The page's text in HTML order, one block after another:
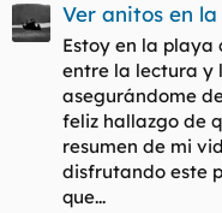
Ver anitos en
Estoy en la playa
entre la lectura y
asegurándome
feliz hallazgo de
resumen de mi
disfrutando este
que...